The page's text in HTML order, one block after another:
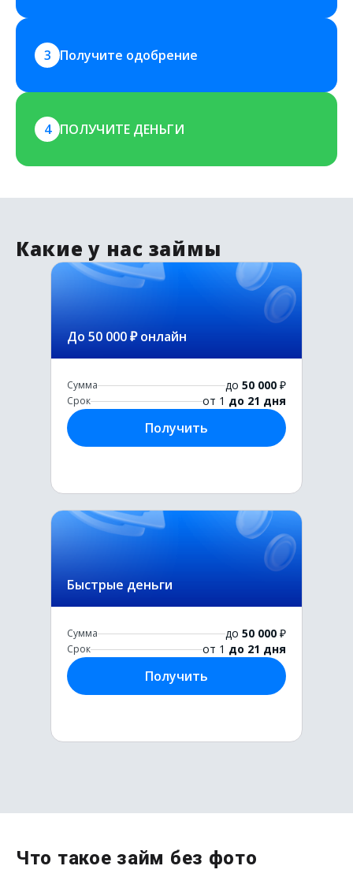
3 Получите одобрение
4 ПОЛУЧИТЕ ДЕНЬГИ
Какие у нас займы
До 50 000 ₽ онлайн
Сумма до 50 000 ₽
Срок от 1 до 21 дня
Получить
Быстрые деньги
Сумма до 50 000 ₽
Срок от 1 до 21 дня
Получить
Что такое займ без фото